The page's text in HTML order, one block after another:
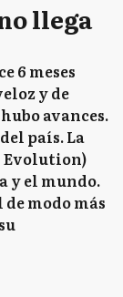
llega
6 meses
y de
avances.
país. La
Evolution)
y el mundo.
modo más